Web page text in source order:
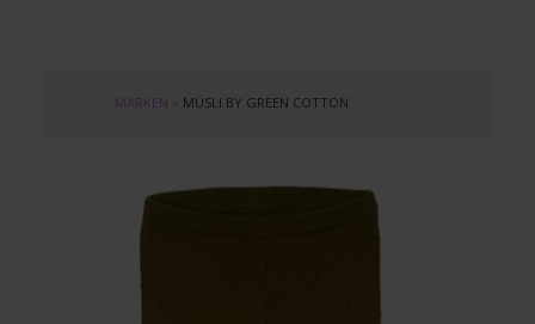
MARKEN MÜSLI BY GREEN COTTON